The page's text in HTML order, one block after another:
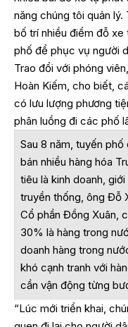
năng chúng tôi quản
bố trí nhiều điểm đỗ xe
phố để phục vụ người
Trao đổi với phóng
Hoàn Kiếm, cho biết,
có lưu lượng phương
phân luồng đi các phố
Sau 8 năm, tuyến
bán nhiều hàng hóa
tiêu là kinh doanh,
truyền thống, ông Đỗ
Cổ phần Đồng Xuân,
30% là hàng trong
doanh hàng trong
khó cạnh tranh với
cần vận động từng
“Lúc mới triển khai,